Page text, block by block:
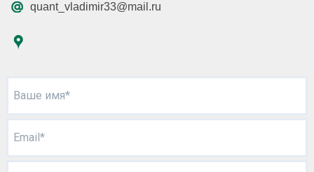
quant_vladimir33@mail.ru
Ваше имя*
Email*